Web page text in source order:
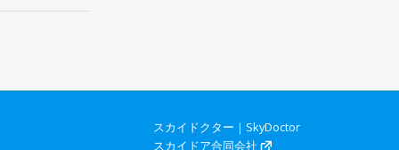
スカイドクター｜SkyDoctor
スカイドア合同会社